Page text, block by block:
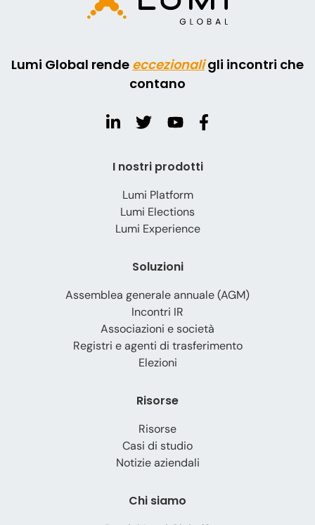
Lumi Global rende eccezionaligli incontri che
contano
I nostri prodotti
Lumi Platform
Lumi Elections
Lumi Experience
Soluzioni
Assemblea generale annuale (AGM)
Incontri IR
Associazioni e società
Registri e agenti di trasferimento
Elezioni
Risorse
Risorse
Casi di studio
Notizie aziendali
Chi siamo